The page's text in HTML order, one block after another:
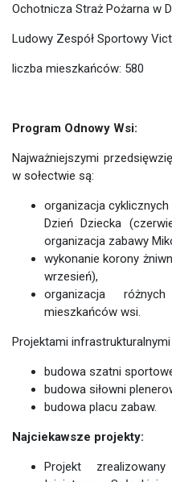
Ochotnicza Straż Pożarna w
Ludowy Zespół Sportowy
liczba mieszkańców: 580
Program Odnowy Wsi:
Najważniejszymi
w sołectwie są:
organizacja
Dzień Dziecka
organizacja zabawy
wykonanie korony
wrzesień),
organizacja
mieszkańców wsi.
Projektami
budowa szatni
budowa siłowni
budowa placu zabaw.
Najciekawsze projekty:
Projekt